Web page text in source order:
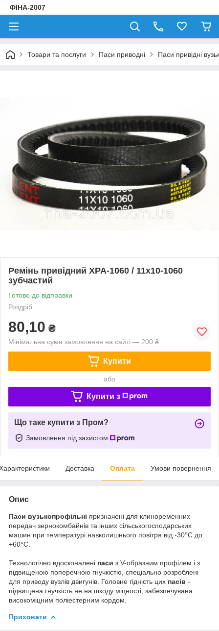
ФІНА-2007
Товари та послуги Паси приводні Паси привідні
Ремінь привідний ХPA-1060 / 11x10-1060
зубчастий
Готово до відправки
Роздріб
80,10 ₴
Мінімальна сума замовлення на сайті — 200 ₴
Купити
або
Купити з
Що таке купити з Пром?
Замовлення під захистом
Доставка Оплата Умови повернення
Опис
Паси вузькопрофільні призначені для клиноременних
передач зернокомбайнів та інших сільськогосподарських
машин при температурі навколишнього повітря від -30°С до
+60°С.
Технологічно вдосконалені паси з V-образним профілем і з
підвищеною поперечною гнучкістю, спеціально розроблені
для приводу вузлів двигунів. Головне гідність цих пасів -
підвищена гнучкість не на шкоду міцності, забезпечувана
високоміцним поліестерним кордом.
Приховати